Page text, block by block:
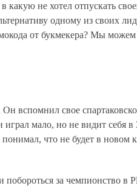
не хотел отпускать
одному из своих
от букмекера? Мы
вспомнил свое
мало, но не видит себя в
что не будет в новом
за чемпионство в